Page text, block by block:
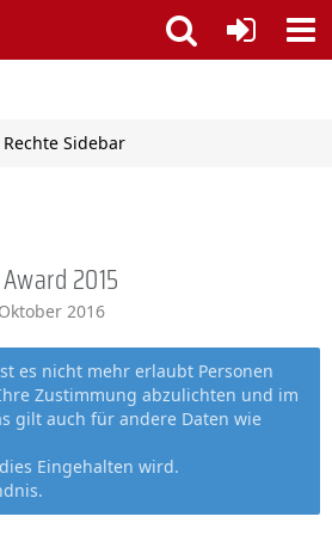
2015
2016
es nicht mehr erlaubt Personen
Zustimmung abzulichten und im
gilt auch für andere Daten wie
Eingehalten wird.